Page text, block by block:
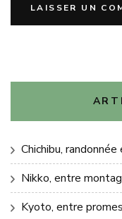
Chichibu,
Nikko, entre
Kyoto, entre